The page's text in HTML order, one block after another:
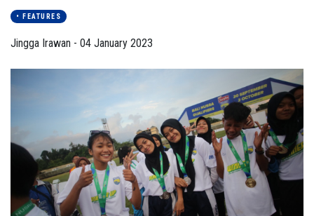
• FEATURES
Jingga Irawan - 04 January 2023